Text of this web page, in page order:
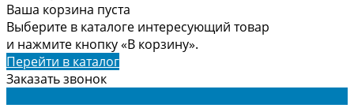
Ваша корзина пуста
Выберите в каталоге интересующий товар
и нажмите кнопку «В корзину».
Перейти в каталог
Заказать звонок